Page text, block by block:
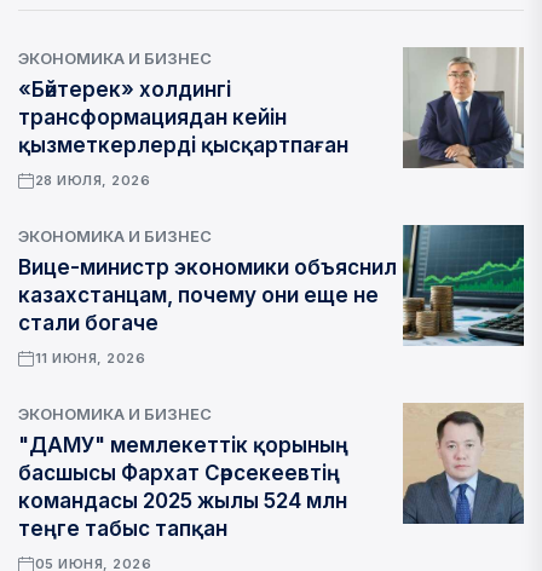
ЭКОНОМИКА И БИЗНЕС
«Бәйтерек» холдингі
трансформациядан кейін
қызметкерлерді қысқартпаған
28 ИЮЛЯ, 2026
ЭКОНОМИКА И БИЗНЕС
Вице-министр экономики объяснил
казахстанцам, почему они еще не
стали богаче
11 ИЮНЯ, 2026
ЭКОНОМИКА И БИЗНЕС
"ДАМУ" мемлекеттік қорының
басшысы Фархат Сәрсекеевтің
командасы 2025 жылы 524 млн
теңге табыс тапқан
05 ИЮНЯ, 2026